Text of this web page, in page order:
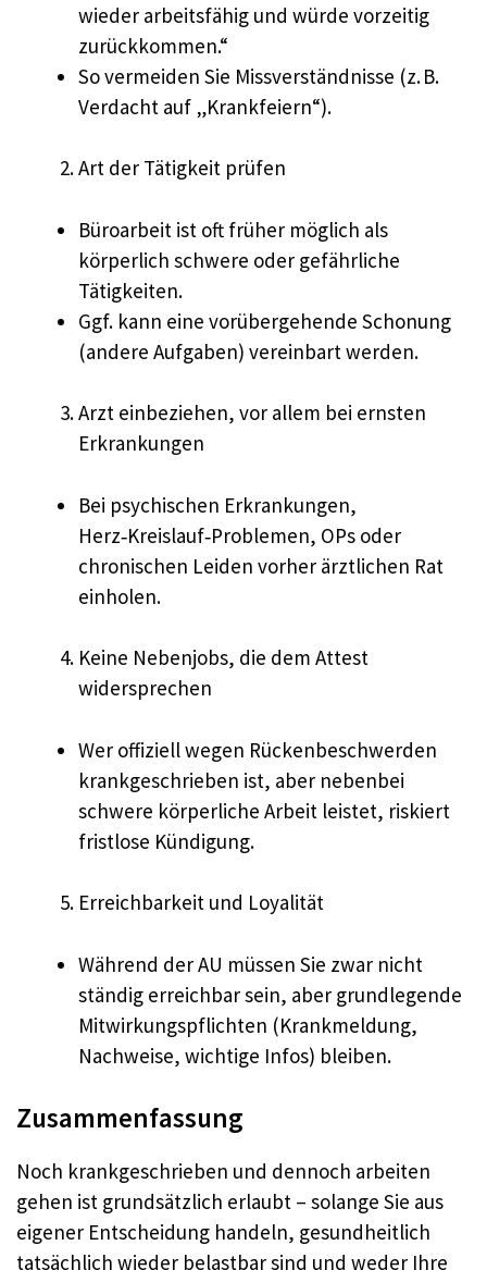
wieder arbeitsfähig und würde vorzeitig
zurückkommen.“
So vermeiden Sie Missverständnisse (z. B.
Verdacht auf „Krankfeiern“).
Art der Tätigkeit prüfen
Büroarbeit ist oft früher möglich als
körperlich schwere oder gefährliche
Tätigkeiten.
Ggf. kann eine vorübergehende Schonung
(andere Aufgaben) vereinbart werden.
Arzt einbeziehen, vor allem bei ernsten
Erkrankungen
Bei psychischen Erkrankungen,
Herz‑Kreislauf‑Problemen, OPs oder
chronischen Leiden vorher ärztlichen Rat
einholen.
Keine Nebenjobs, die dem Attest
widersprechen
Wer offiziell wegen Rückenbeschwerden
krankgeschrieben ist, aber nebenbei
schwere körperliche Arbeit leistet, riskiert
fristlose Kündigung.
Erreichbarkeit und Loyalität
Während der AU müssen Sie zwar nicht
ständig erreichbar sein, aber grundlegende
Mitwirkungspflichten (Krankmeldung,
Nachweise, wichtige Infos) bleiben.
Zusammenfassung
Noch krankgeschrieben und dennoch arbeiten
gehen ist grundsätzlich erlaubt – solange Sie aus
eigener Entscheidung handeln, gesundheitlich
tatsächlich wieder belastbar sind und weder Ihre